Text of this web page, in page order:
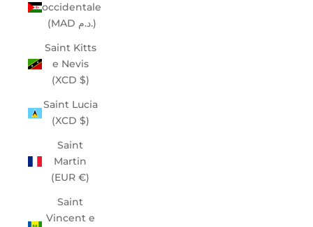
occidentale
(MAD د.م.)
Saint Kitts
e Nevis
(XCD $)
Saint Lucia
(XCD $)
Saint
Martin
(EUR €)
Saint
Vincent e